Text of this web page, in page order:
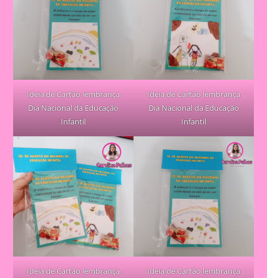
Ideia de Cartão lembrança
Dia Nacional da Educação
Infantil
Ideia de Cartão lembrança
Dia Nacional da Educação
Infantil
Ideia de Cartão lembrança
Ideia de Cartão lembrança